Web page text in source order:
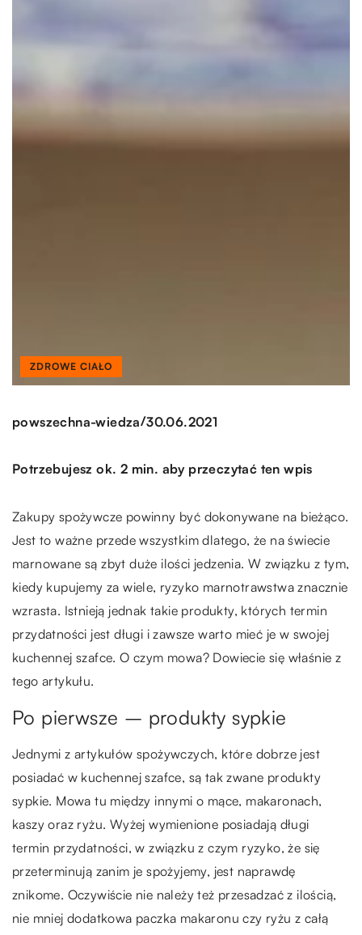
ZDROWE CIAŁO
powszechna-wiedza/30.06.2021
Potrzebujesz ok. 2 min. aby przeczytać ten wpis
Zakupy spożywcze powinny być dokonywane na bieżąco.
Jest to ważne przede wszystkim dlatego, że na świecie
marnowane są zbyt duże ilości jedzenia. W związku z tym,
kiedy kupujemy za wiele, ryzyko marnotrawstwa znacznie
wzrasta. Istnieją jednak takie produkty, których termin
przydatności jest długi i zawsze warto mieć je w swojej
kuchennej szafce. O czym mowa? Dowiecie się właśnie z
tego artykułu.
Po pierwsze – produkty sypkie
Jednymi z artykułów spożywczych, które dobrze jest
posiadać w kuchennej szafce, są tak zwane produkty
sypkie. Mowa tu między innymi o mące, makaronach,
kaszy oraz ryżu. Wyżej wymienione posiadają długi
termin przydatności, w związku z czym ryzyko, że się
przeterminują zanim je spożyjemy, jest naprawdę
znikome. Oczywiście nie należy też przesadzać z ilością,
nie mniej dodatkowa paczka makaronu czy ryżu z całą